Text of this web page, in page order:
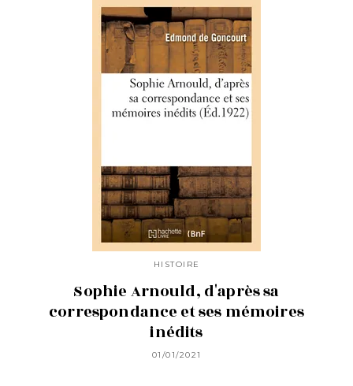
HISTOIRE
Sophie Arnould, d'après sa
correspondance et ses mémoires
inédits
01/01/2021